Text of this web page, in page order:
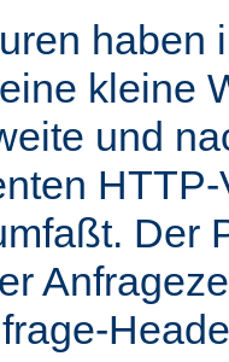
haben
kleine
und
Der